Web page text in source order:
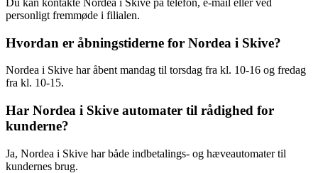
Du kan kontakte Nordea i Skive på telefon, e-mail eller ved
personligt fremmøde i filialen.
Hvordan er åbningstiderne for Nordea i Skive?
Nordea i Skive har åbent mandag til torsdag fra kl. 10-16 og fredag
fra kl. 10-15.
Har Nordea i Skive automater til rådighed for
kunderne?
Ja, Nordea i Skive har både indbetalings- og hæveautomater til
kundernes brug.